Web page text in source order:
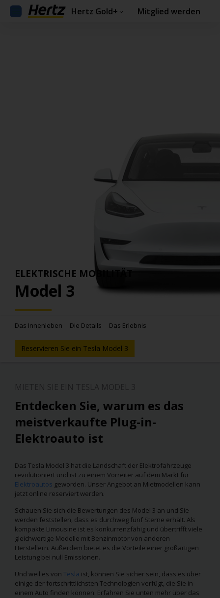
Hertz Gold+ Mitglied werden
ELEKTRISCHE MOBILITÄT
Model 3
Das Innenleben Die Details Das Erlebnis
Reservieren Sie ein Tesla Model 3
Entdecken Sie, warum es das
meistverkaufte Plug-in-
Elektroauto ist
Das Tesla Model 3 hat die Landschaft der Elektrofahrzeuge
revolutioniert und ist zu einem Vorreiter auf dem Markt für
Elektroautos geworden. Unser Angebot an Mietmodellen kann
jetzt online reserviert werden.
Schauen Sie sich die Bewertungen des Model 3 an und Sie
werden feststellen, dass es durchweg fünf Sterne erhält. Als
kompakte Limousine ist es konkurrenzfähig und übertrifft viele
gleichwertige Modelle mit Benzinmotor von anderen
Herstellern. Außerdem bietet es die Vorteile einer großartigen
Leistung bei null Emissionen.
Und weil es von Tesla ist, können Sie sicher sein, dass es über
einige der fortschrittlichsten Technologien verfügt, die Sie in
einem Auto finden können. Erfahren Sie unten mehr über das